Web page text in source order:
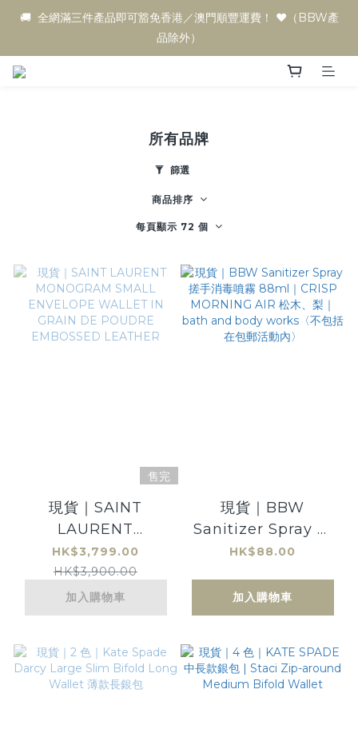
🚚  全網滿三件產品即可豁免香港／澳門順豐運費！ ♥️（BBW產
品除外）
所有品牌
篩選
商品排序
每頁顯示 72 個
售完
現貨｜SAINT
LAURENT
MONOGRAM
SMALL ENVELOPE
WALLET IN GRAIN
DE POUDRE
LEATHER
HK$3,799.00
HK$3,900.00
加入購物車
現貨｜BBW
Sanitizer Spray 搓
手消毒噴霧 88ml｜
AIR 松木、梨｜bath
and body
郵活動內〉
HK$88.00
加入購物車